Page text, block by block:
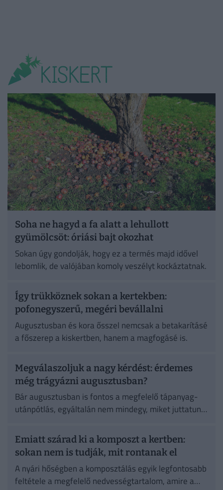
Soha ne hagyd a fa alatt a lehullott
gyümölcsöt: óriási bajt okozhat
Sokan úgy gondolják, hogy ez a termés majd idővel
lebomlik, de valójában komoly veszélyt kockáztatnak.
Így trükköznek sokan a kertekben:
pofonegyszerű, megéri bevállalni
Augusztusban és kora ősszel nemcsak a betakarításé
a főszerep a kiskertben, hanem a magfogásé is.
Megválaszoljuk a nagy kérdést: érdemes
még trágyázni augusztusban?
Bár augusztusban is fontos a megfelelő tápanyag-
utánpótlás, egyáltalán nem mindegy, miket juttatunk
Emiatt szárad ki a komposzt a kertben:
sokan nem is tudják, mit rontanak el
A nyári hőségben a komposztálás egyik legfontosabb
feltétele a megfelelő nedvességtartalom, amire a